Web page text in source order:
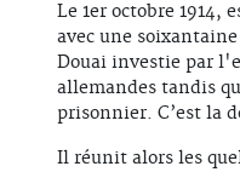
Le 1er octobre 1914,
avec une
Douai investie par
allemandes tandis
prisonnier. C’est la
Il réunit alors les